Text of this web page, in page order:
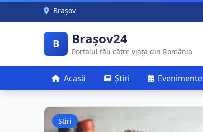
Skip to main content
Brașov
B Brașov24
Portalul tău către viața din România
Acasă Știri Evenimente
Știri